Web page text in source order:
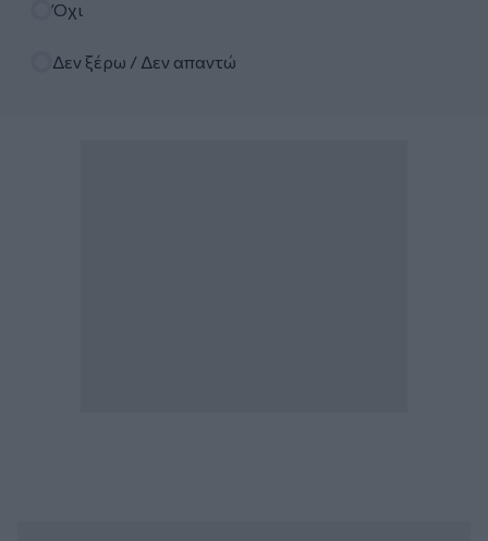
Όχι
Δεν ξέρω / Δεν απαντώ